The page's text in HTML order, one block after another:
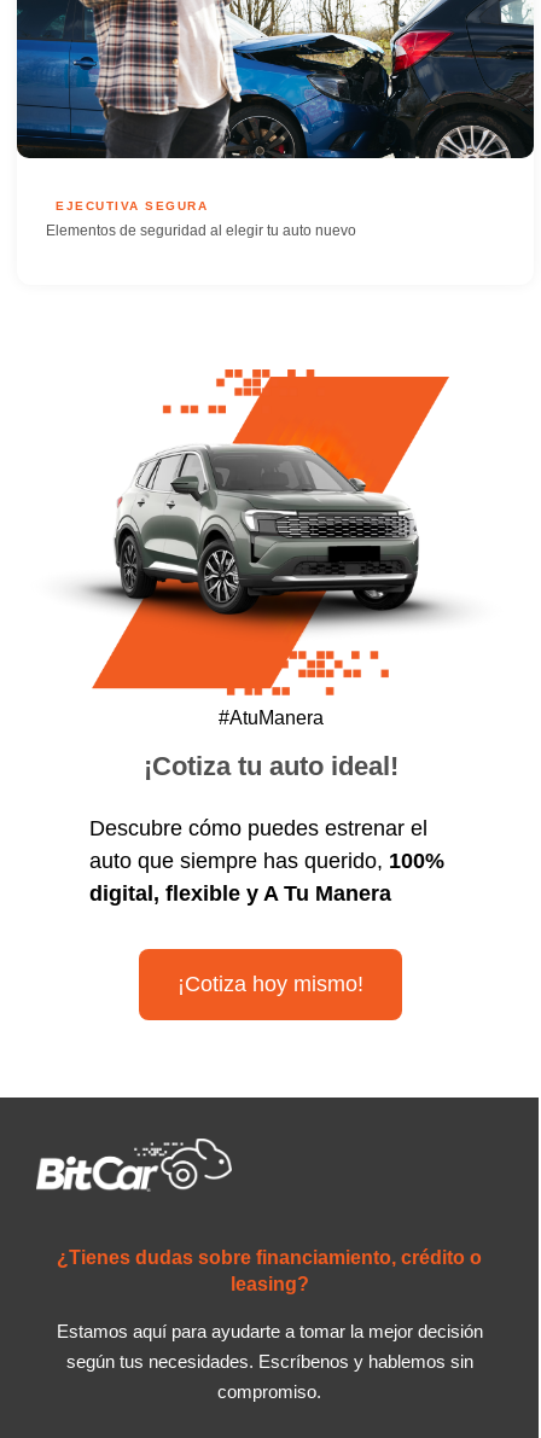
EJECUTIVA SEGURA
Elementos de seguridad al elegir tu auto nuevo
#AtuManera
¡Cotiza tu auto ideal!
Descubre cómo puedes estrenar el
auto que siempre has querido, 100%
digital, flexible y A Tu Manera
¡Cotiza hoy mismo!
¿Tienes dudas sobre financiamiento, crédito o
leasing?
Estamos aquí para ayudarte a tomar la mejor decisión
según tus necesidades. Escríbenos y hablemos sin
compromiso.